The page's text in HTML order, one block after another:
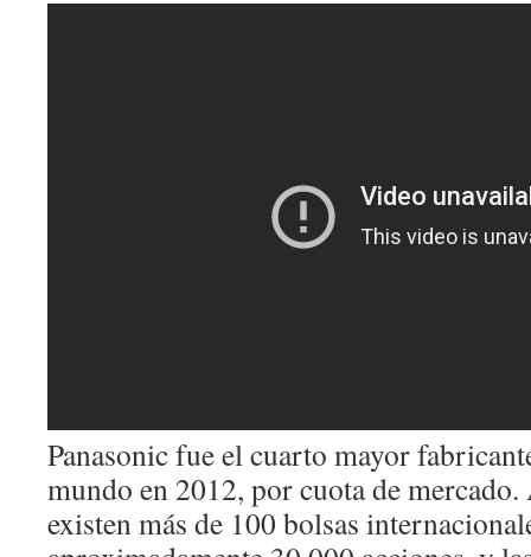
Panasonic fue el cuarto mayor
mundo en 2012, por cuota de
existen más de 100 bolsas